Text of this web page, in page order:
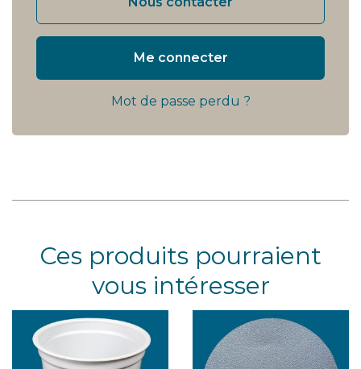
Me connecter
Mot de passe perdu ?
Ces produits pourraient
vous intéresser